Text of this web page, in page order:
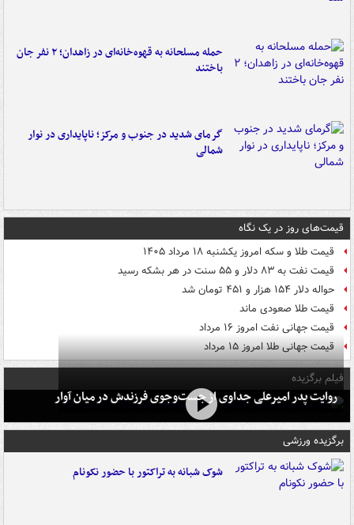
حمله مسلحانه به قهوه‌خانه‌ای در زاهدان؛ ۲ نفر جان
باختند
گرمای شدید در جنوب و مرکز؛ ناپایداری در نوار
شمالی
قیمت‌های روز در یک نگاه
قیمت طلا و سکه امروز یکشنبه ۱۸ مرداد ۱۴۰۵
قیمت نفت به ۸۳ دلار و ۵۵ سنت در هر بشکه رسید
حواله دلار ۱۵۴ هزار و ۴۵۱ تومان شد
قیمت طلا صعودی ماند
قیمت جهانی نفت امروز ۱۶ مرداد
قیمت جهانی طلا امروز ۱۵ مرداد
فیلم برگزیده
روایت پدر امیرعلی جداوی از جست‌وجوی فرزندش در میان آوار
برگزیده ورزشی
شوک شبانه به تراکتور با حضور نکونام